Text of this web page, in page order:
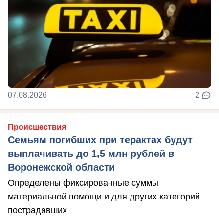
07.08.2026 2
Происшествия
Семьям погибших при терактах будут
выплачивать до 1,5 млн рублей в
Воронежской области
Определены фиксированные суммы
материальной помощи и для других категорий
пострадавших